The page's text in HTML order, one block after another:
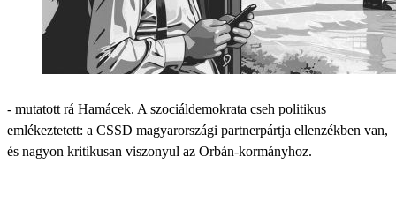
- mutatott rá Hamácek. A szociáldemokrata cseh politikus
emlékeztetett: a CSSD magyarországi partnerpártja ellenzékben van,
és nagyon kritikusan viszonyul az Orbán-kormányhoz.